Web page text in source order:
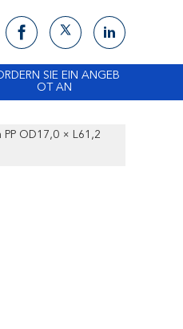
SIE EIN ANGEB
OT AN
OD17,0 × L61,2